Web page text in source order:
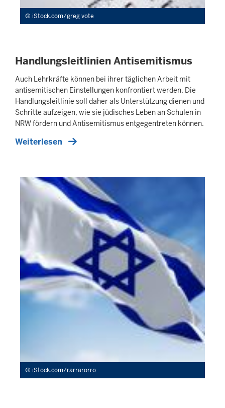
iStock.com/greg vote
Handlungsleitlinien Antisemitismus
Auch Lehrkräfte können bei ihrer täglichen Arbeit mit
antisemitischen Einstellungen konfrontiert werden. Die
Handlungsleitlinie soll daher als Unterstützung dienen und
Schritte aufzeigen, wie sie jüdisches Leben an Schulen in
NRW fördern und Antisemitismus entgegentreten können.
Weiterlesen
iStock.com/rarrarorro